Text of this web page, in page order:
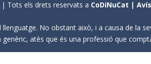
| Tots els drets reservats a CoDiNuCat |
No obstant això, i a causa de la
atès que és una professió que